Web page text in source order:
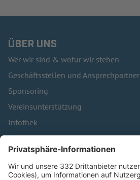
ÜBER UNS
Wer wir sind & wofür wir stehen
Geschäftsstellen und Ansprechpartner
Sponsoring
Vereinsunterstützung
Infothek
Kontakt
HÄUFIG BESUCHTE SEITEN